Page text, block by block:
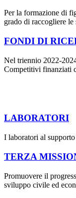
Per la formazione di
grado di raccogliere
FONDI DI
Nel triennio 2022-
Competitivi finanziati
LABORATORI
I laboratori al
TERZA
Promuovere il
sviluppo civile ed